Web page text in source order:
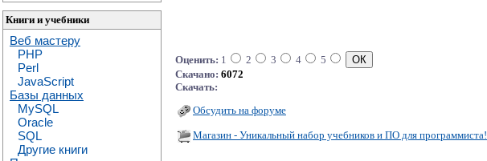
Книги и учебники
Веб мастеру
PHP
Perl
JavaScript
Базы данных
MySQL
Oracle
SQL
Другие книги
Оценить: 1 2 3 4
5
Скачано: 6072
Скачать:
Обсудить на форуме
Магазин - Уникальный набор учебников и ПО для программиста!